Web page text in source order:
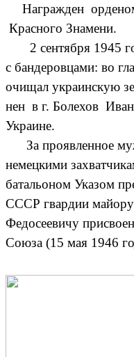
Награжден
Красного Знамени.
2 сентября 1945
с бандеровцами: во
очищал украинскую
нен в г. Болехов
Украине.
За проявленное
немецкими
батальоном Указом
СССР гвардии
Федосеевичу
Союза (15 мая 1946